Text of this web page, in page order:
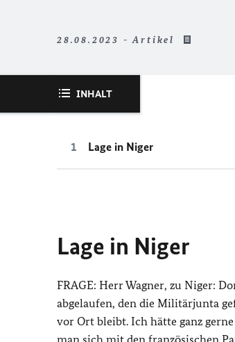
28.08.2023 - Artikel
INHALT
Lage in Niger
Lage in Niger
FRAGE: Herr Wagner, zu Niger:
abgelaufen, den die Militärjunta
vor Ort bleibt. Ich hätte ganz
man sich mit den französischen